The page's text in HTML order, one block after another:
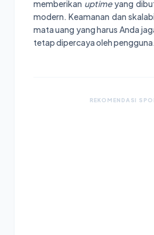
memberikan uptimeyang
modern. Keamanan dan
mata uang yang harus Anda
tetap dipercaya oleh pengguna.
REKOMENDASI